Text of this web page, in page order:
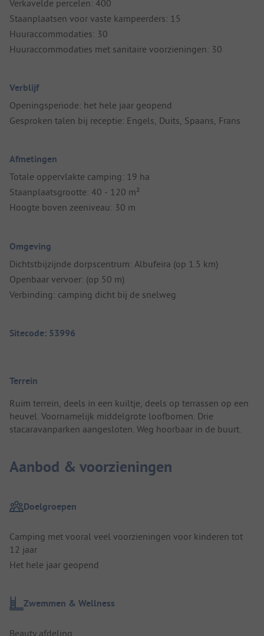
Verkavelde percelen: 400
Staanplaatsen voor vaste kampeerders: 15
Huuraccommodaties: 30
Huuraccommodaties met sanitaire voorzieningen: 30
Verblijf
Openingsperiode: het hele jaar geopend
Gesproken talen bij receptie: Engels, Duits, Spaans, Frans
Afmetingen
Totale oppervlakte camping: 19 ha
Staanplaatsgrootte: 40 - 120 m²
Hoogte boven zeeniveau: 30 m
Omgeving
Dichtstbijzijnde dorpscentrum: Albufeira (op 1.5 km)
Openbaar vervoer: (op 50 m)
Verbinding: camping dicht bij de snelweg
Sitecode: 53996
Terrein
Ruim terrein, deels in een kuiltje, deels op terrassen op een
heuvel. Voornamelijk middelgrote loofbomen. Drie
stacaravanparken aangesloten. Weg hoorbaar in de buurt.
Aanbod & voorzieningen
Doelgroepen
Camping met vooral veel voorzieningen voor kinderen tot
12 jaar
Het hele jaar geopend
Zwemmen & Wellness
Beauty afdeling